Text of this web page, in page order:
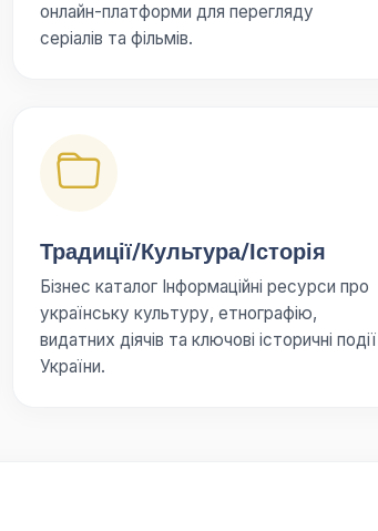
онлайн-платформи для перегляду
серіалів та фільмів.
Традиції/Культура/Історія
Бізнес каталог Інформаційні ресурси про
українську культуру, етнографію,
видатних діячів та ключові історичні події
України.